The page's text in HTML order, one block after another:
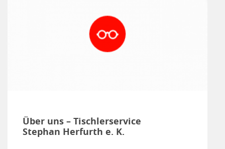
Über uns – Tischlerservice
Stephan Herfurth e. K.